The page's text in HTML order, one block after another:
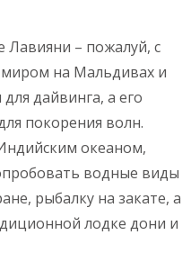
Лавияни – пожалуй, с
на Мальдивах и
дайвинга, а его
покорения волн.
океаном,
водные виды
рыбалку на закате, а
лодке дони и